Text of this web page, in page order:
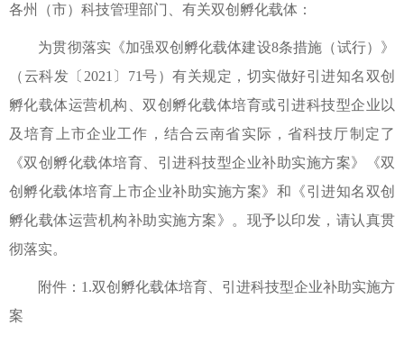
各州（市）科技管理部门、有关双创孵化载体：
为贯彻落实《加强双创孵化载体建设8条措施（试行）》
（云科发〔2021〕71号）有关规定，切实做好引进知名双创
孵化载体运营机构、双创孵化载体培育或引进科技型企业以
及培育上市企业工作，结合云南省实际，省科技厅制定了
《双创孵化载体培育、引进科技型企业补助实施方案》《双
创孵化载体培育上市企业补助实施方案》和《引进知名双创
孵化载体运营机构补助实施方案》。现予以印发，请认真贯
彻落实。
附件：1.双创孵化载体培育、引进科技型企业补助实施方
案